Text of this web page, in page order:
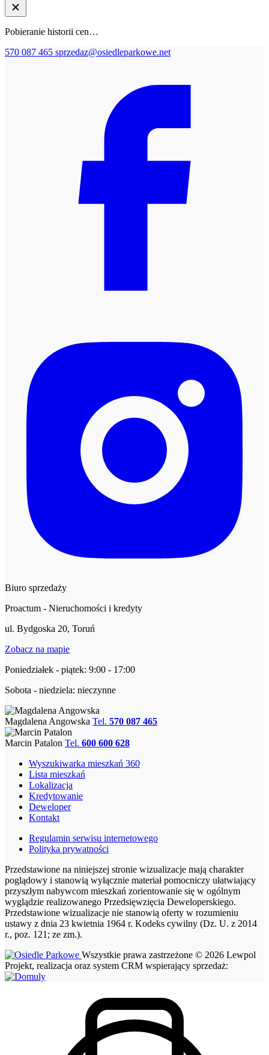
Pobieranie historii cen…
570 087 465 sprzedaz@osiedleparkowe.net
Biuro sprzedaży
Proactum - Nieruchomości i kredyty
ul. Bydgoska 20, Toruń
Zobacz na mapie
Poniedziałek - piątek: 9:00 - 17:00
Sobota - niedziela: nieczynne
Magdalena Angowska Tel. 570 087 465
Marcin Patalon Tel. 600 600 628
Wyszukiwarka mieszkań 360
Lista mieszkań
Lokalizacja
Kredytowanie
Deweloper
Kontakt
Regulamin serwisu internetowego
Polityka prywatności
Przedstawione na niniejszej stronie wizualizacje mają charakter
poglądowy i stanowią wyłącznie materiał pomocniczy ułatwiający
przyszłym nabywcom mieszkań zorientowanie się w ogólnym
wyglądzie realizowanego Przedsięwzięcia Deweloperskiego.
Przedstawione wizualizacje nie stanowią oferty w rozumieniu
ustawy z dnia 23 kwietnia 1964 r. Kodeks cywilny (Dz. U. z 2014
r., poz. 121; ze zm.).
Wszystkie prawa zastrzeżone © 2026 Lewpol
Projekt, realizacja oraz system CRM wspierający sprzedaż: